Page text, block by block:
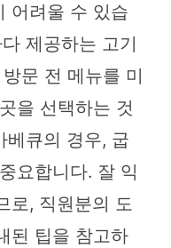
어려울 수 있습
제공하는 고기
문 전 메뉴를 미
을 선택하는 것
베큐의 경우, 굽
요합니다. 잘 익
로, 직원분의 도
된 팁을 참고하